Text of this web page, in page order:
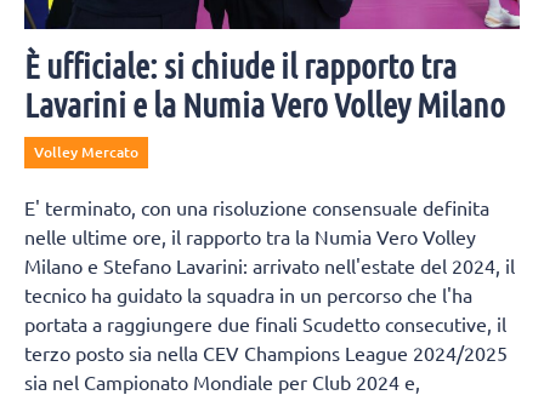
È ufficiale: si chiude il rapporto tra
Lavarini e la Numia Vero Volley Milano
Volley Mercato
E' terminato, con una risoluzione consensuale definita
nelle ultime ore, il rapporto tra la Numia Vero Volley
Milano e Stefano Lavarini: arrivato nell'estate del 2024, il
tecnico ha guidato la squadra in un percorso che l'ha
portata a raggiungere due finali Scudetto consecutive, il
terzo posto sia nella CEV Champions League 2024/2025
sia nel Campionato Mondiale per Club 2024 e,